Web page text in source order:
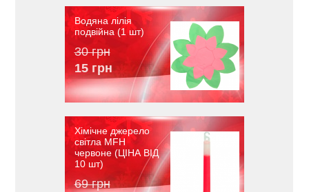
Водяна лілія
подвійна (1 шт)
30 грн
15 грн
Хімічне джерело
світла MFH
червоне (ЦІНА ВІД
10 шт)
69 грн